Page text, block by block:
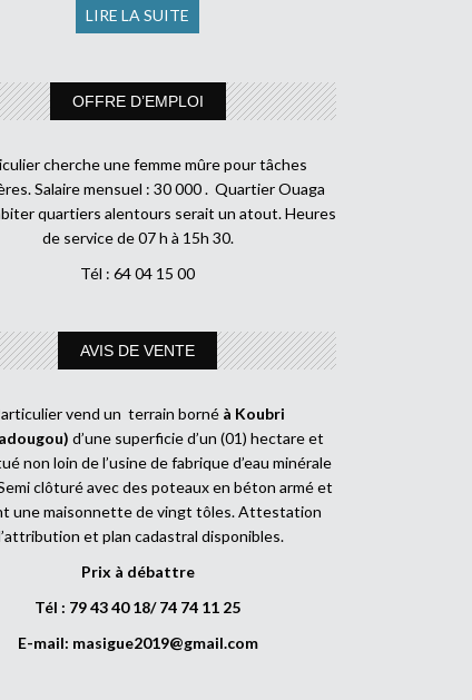
LIRE LA SUITE
OFFRE D’EMPLOI
cherche une femme mûre pour tâches
Salaire mensuel : 30 000 . Quartier Ouaga
quartiers alentours serait un atout. Heures
de service de 07 h à 15h 30.
Tél : 64 04 15 00
AVIS DE VENTE
vend un terrain borné à Koubri
d’une superficie d’un (01) hectare et
non loin de l’usine de fabrique d’eau minérale
clôturé avec des poteaux en béton armé et
une maisonnette de vingt tôles. Attestation
et plan cadastral disponibles.
Prix à débattre
Tél : 79 43 40 18/ 74 74 11 25
E-mail: masigue2019@gmail.com